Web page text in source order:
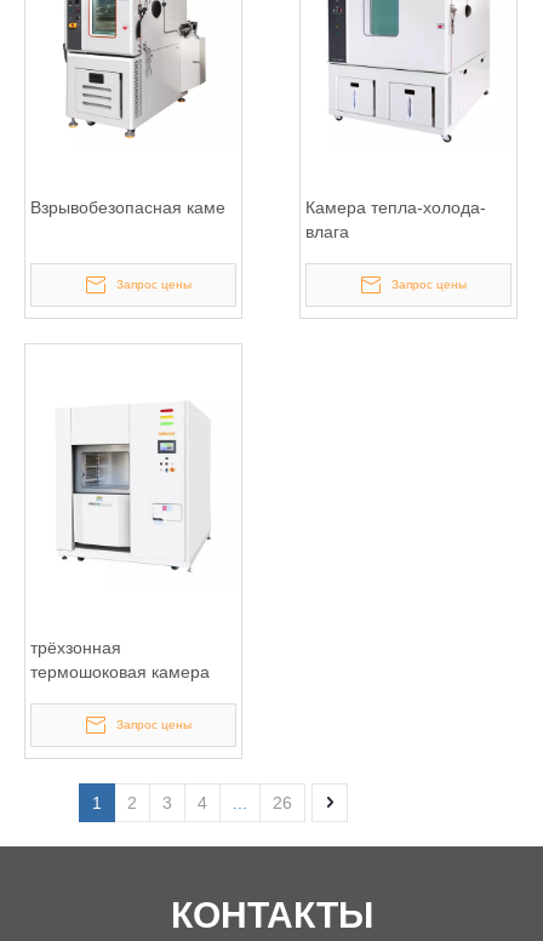
Взрывобезопасная каме
Запрос цены
Камера тепла-холода-
влага
Запрос цены
трёхзонная
термошоковая камера
Запрос цены
1 2 3 4 26
КОНТАКТЫ